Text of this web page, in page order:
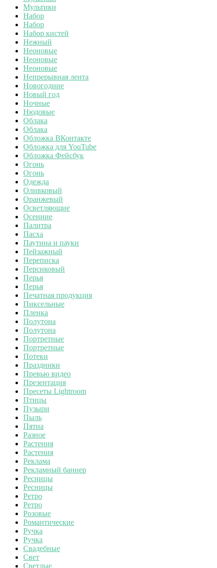
Мультики
Набор
Набор
Набор кистей
Нежный
Неоновые
Неоновые
Неоновые
Непрерывная лента
Новогодние
Новый год
Ночные
Нюдовые
Облака
Облака
Обложка ВКонтакте
Обложка для YouTube
Обложка Фейсбук
Огонь
Огонь
Одежда
Оливковый
Оранжевый
Осветляющие
Осенние
Палитра
Пасха
Паутина и пауки
Пейзажный
Переписка
Персиковый
Перья
Перья
Печатная продукция
Пиксельные
Пленка
Полутона
Полутона
Портретные
Портретные
Потеки
Праздники
Превью видео
Презентация
Пресеты Lightroom
Птицы
Пузыри
Пыль
Пятна
Разное
Растения
Растения
Реклама
Рекламный баннер
Ресницы
Ресницы
Ретро
Ретро
Розовые
Романтические
Ручка
Ручка
Свадебные
Свет
Светлые